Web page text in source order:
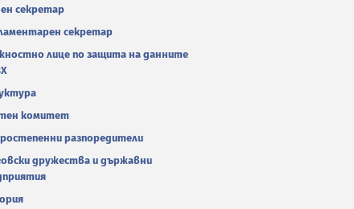
секретар
секретар
лице по защита на данните
комитет
разпоредители
дружества и държавни